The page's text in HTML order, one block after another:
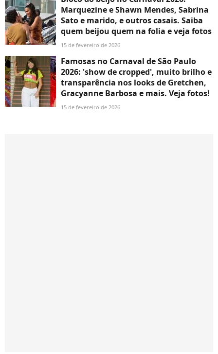
Marquezine e Shawn Mendes, Sabrina
Sato e marido, e outros casais. Saiba
quem beijou quem na folia e veja fotos
15 de fevereiro de 2026
Famosas no Carnaval de São Paulo
2026: 'show de cropped', muito brilho e
transparência nos looks de Gretchen,
Gracyanne Barbosa e mais. Veja fotos!
15 de fevereiro de 2026